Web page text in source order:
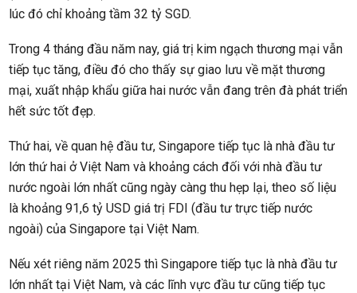
lúc đó chỉ khoảng tầm 32 tỷ SGD.
Trong 4 tháng đầu năm nay, giá trị kim ngạch thương mại vẫn
tiếp tục tăng, điều đó cho thấy sự giao lưu về mặt thương
mại, xuất nhập khẩu giữa hai nước vẫn đang trên đà phát triển
hết sức tốt đẹp.
Thứ hai, về quan hệ đầu tư, Singapore tiếp tục là nhà đầu tư
lớn thứ hai ở Việt Nam và khoảng cách đối với nhà đầu tư
nước ngoài lớn nhất cũng ngày càng thu hẹp lại, theo số liệu
là khoảng 91,6 tỷ USD giá trị FDI (đầu tư trực tiếp nước
ngoài) của Singapore tại Việt Nam.
Nếu xét riêng năm 2025 thì Singapore tiếp tục là nhà đầu tư
lớn nhất tại Việt Nam, và các lĩnh vực đầu tư cũng tiếp tục